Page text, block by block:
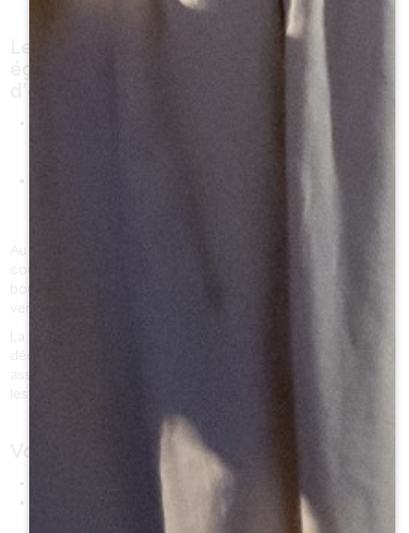
Au fil du temps, les vins du Saint-Émilionnais prennent une
couleur tuilée, orangée et offrent une complexité en
bouche qui vous donnera envie de déguster un second
verre … toujours avec modération !
La période des vendanges est aussi assez spectaculaire à
découvrir sur notre territoire ! N'hésitez pas à venir y
assister entre mi-septembre et fin octobre ! Et pour tous
les autres,
Variété de vigne utilisée pour faire le vin.
Substance contenue dans les pépins et la
peau du raisin. Elle est essentielle dans les vins rouges